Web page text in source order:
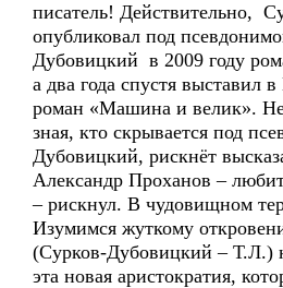
писатель! Действительно,
опубликовал под
Дубовицкий в 2009 году
а два года спустя выставил
роман «Машина и велик».
зная, кто скрывается под
Дубовицкий, рискнёт
Александр Проханов –
– рискнул. В чудовищном
Изумимся жуткому
(Сурков-Дубовицкий – Т.Л.)
эта новая аристократия,